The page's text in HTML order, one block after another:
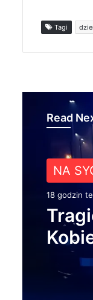
Tagi
Read
NA
18 godzin
Z